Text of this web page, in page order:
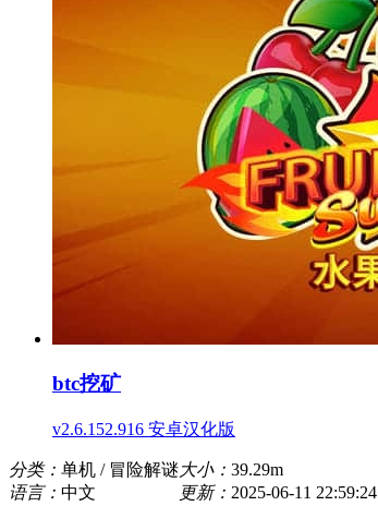
btc挖矿
v2.6.152.916 安卓汉化版
分类： 单机 / 冒险解谜大小： 39.29m
语言： 中文 更新： 2025-06-11 22:59:24